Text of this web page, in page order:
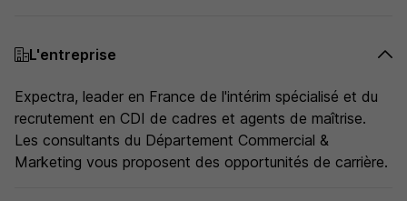
L'entreprise
Expectra, leader en France de l'intérim spécialisé et du
recrutement en CDI de cadres et agents de maîtrise.
Les consultants du Département Commercial &
Marketing vous proposent des opportunités de carrière.